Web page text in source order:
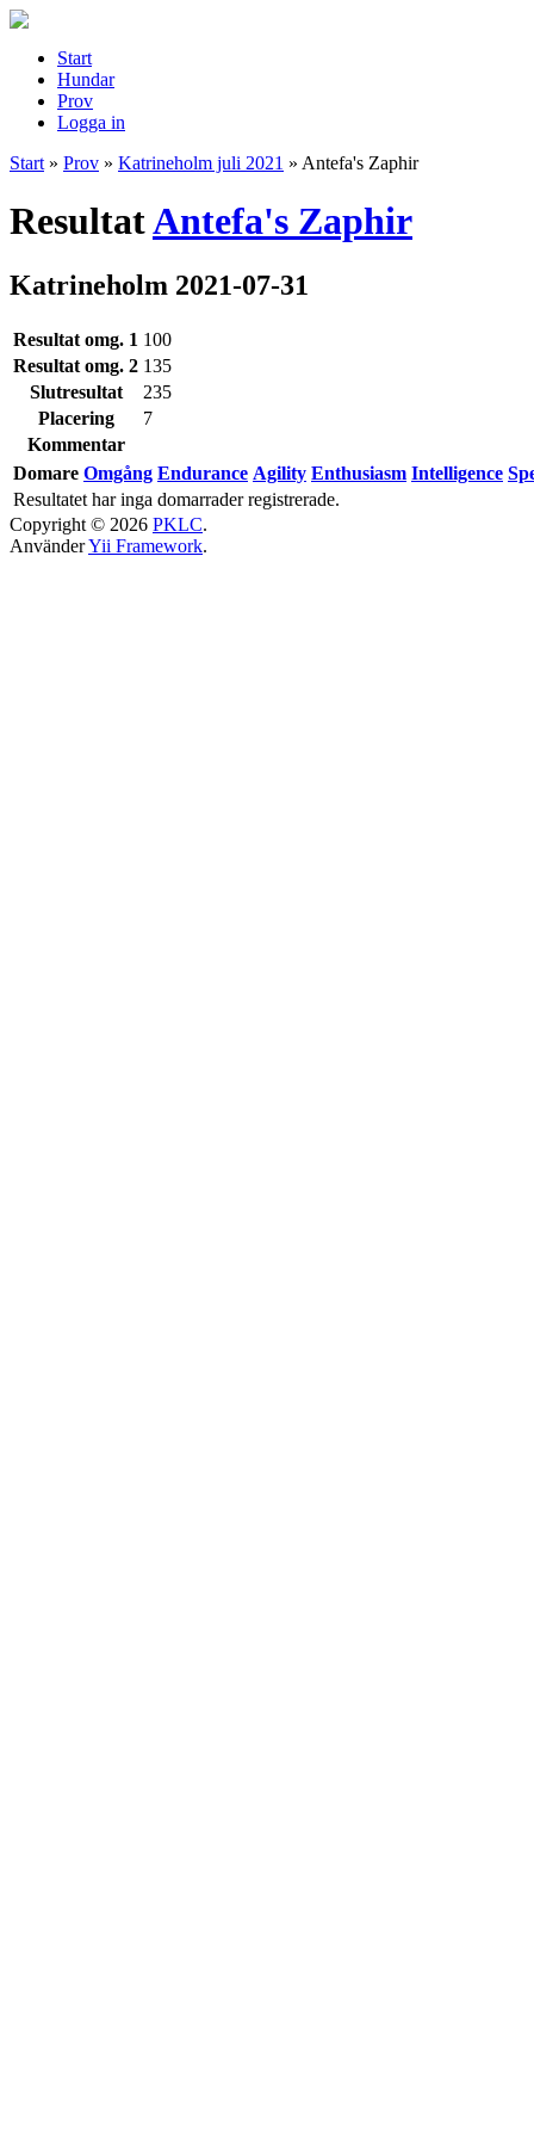
Start
Hundar
Prov
Logga in
Start » Prov » Katrineholm juli 2021 » Antefa's Zaphir
ResultatAntefa's Zaphir
Katrineholm 2021-07-31
Resultat omg. 1 100
Resultat omg. 2 135
Slutresultat
235
Placering
7
Kommentar
Domare Omgång Endurance Agility Enthusiasm Intelligence
Resultatet har inga domarrader registrerade.
Copyright © 2026 PKLC.
AnvänderYii Framework.